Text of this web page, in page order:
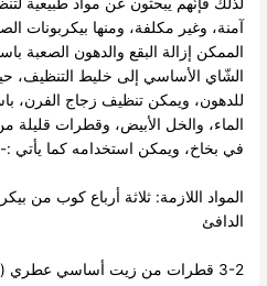
لذلك فإنّهم يبحثون عن مواد طبيعية
آمنة، وغير مكلفة، ومنها بيكربونات
الممكن إزالة البقع والدهون الصعبة
الشّاي الأساسي إلى خليط التنظيف،
للدهون، ويمكن تنظيف زجاج الفرن،
الماء، والخل الأبيض، وقطرات قليلة
في بخاخ، ويمكن استخدامه كما يأتي :-
المواد اللازمة: ثلاثة أرباع كوب من
الدافئ
3-2 قطرات من زيت أساسي عطري (اختياري)